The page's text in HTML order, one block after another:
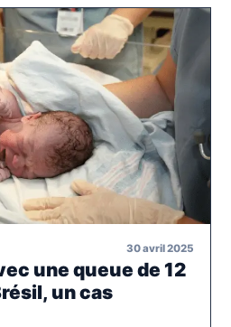
30 avril 2025
une queue de 12
un cas